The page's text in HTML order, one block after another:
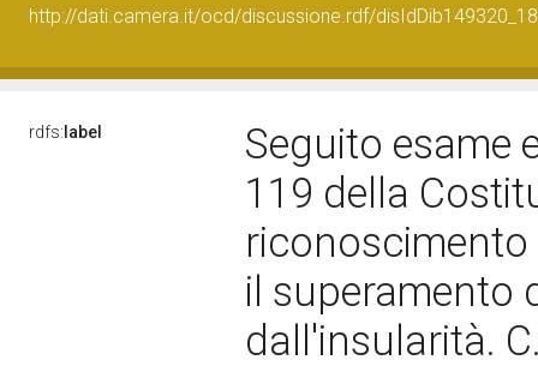
http://dati.camera.it/ocd/discussione.rdf/disIdDib149320_18
rdfs: label
Seguito esame
119 della
riconoscimento
il superamento
dall'insularità.